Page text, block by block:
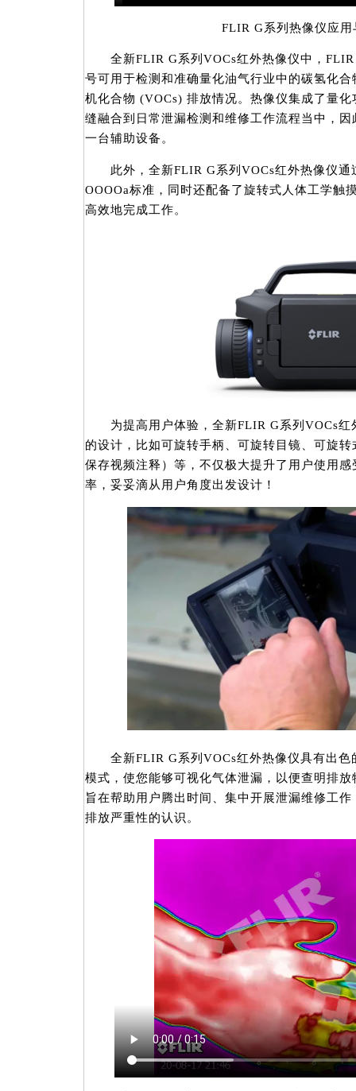
FLIR G系列热像仪应用
全新FLIR G系列VOCs红外热像仪中，FLIR
号可用于检测和准确量化油气行业中的碳氢化
机化合物 (VOCs) 排放情况。热像仪集成了量
缝融合到日常泄漏检测和维修工作流程当中，
一台辅助设备。
此外，全新FLIR G系列VOCs红外热像仪通
OOOOa标准，同时还配备了旋转式人体工学触
高效地完成工作。
为提高用户体验，全新FLIR G系列VOCs红
的设计，比如可旋转手柄、可旋转目镜、可旋
保存视频注释）等，不仅极大提升了用户使用
率，妥妥滴从用户角度出发设计！
全新FLIR G系列VOCs红外热像仪具有出色
模式，使您能够可视化气体泄漏，以便查明排
旨在帮助用户腾出时间、集中开展泄漏维修工
排放严重性的认识。